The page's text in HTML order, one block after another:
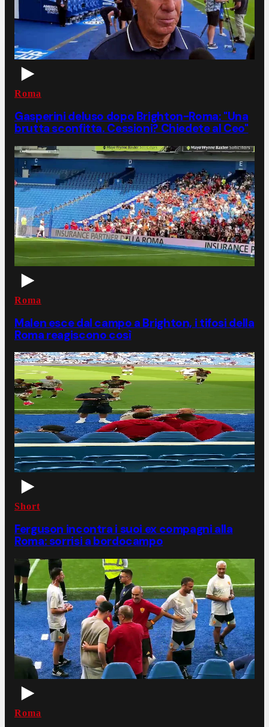
Roma
Gasperini deluso dopo Brighton-Roma: "Una
brutta sconfitta. Cessioni? Chiedete al Ceo"
Roma
Malen esce dal campo a Brighton, i tifosi della
Roma reagiscono così
Short
Ferguson incontra i suoi ex compagni alla
Roma: sorrisi a bordocampo
Roma